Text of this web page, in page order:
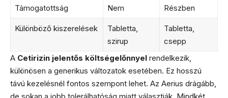
Támogatottság Nem Részben
Különböző kiszerelések
Tabletta,
szirup
Tabletta,
csepp
A Cetirizin jelentős költségelőnnyel rendelkezik,
különösen a generikus változatok esetében. Ez hosszú
távú kezelésnél fontos szempont lehet. Az Aerius drágább,